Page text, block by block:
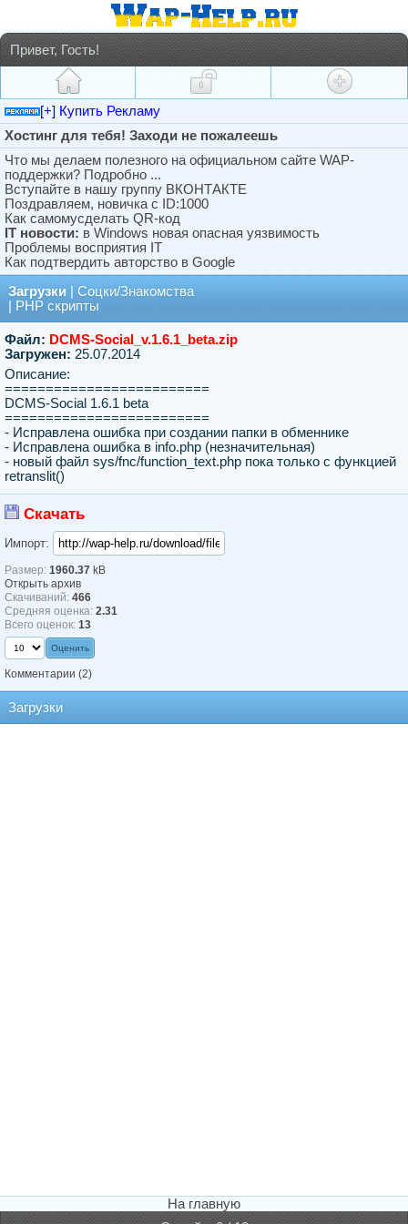
Привет, Гость!
[+] Купить Рекламу
Хостинг для тебя! Заходи не пожалеешь
Что мы делаем полезного на официальном сайте WAP-
поддержки? Подробно ...
Вступайте в нашу группу ВКОНТАКТЕ
Поздравляем, новичка с ID:1000
Как самомусделать QR-код
IT новости: в Windows новая опасная уязвимость
Проблемы восприятия IT
Как подтвердить авторство в Google
Загрузки
Соцки/Знакомства
PHP скрипты
Файл: DCMS-Social_v.1.6.1_beta.zip
Загружен: 25.07.2014
Описание:
=========================
DCMS-Social 1.6.1 beta
=========================
- Исправлена ошибка при создании папки в обменнике
- Исправлена ошибка в info.php (незначительная)
- новый файл sys/fnc/function_text.php пока только с функцией
retranslit()
Скачать
Импорт:
Размер: 1960.37 kB
Открыть архив
Скачиваний: 466
Средняя оценка: 2.31
Всего оценок: 13
Комментарии (2)
Загрузки
На главную